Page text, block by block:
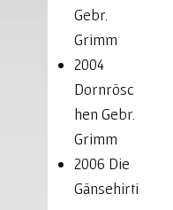
Gebr.
Grimm
2004
Dornrösc
hen Gebr.
Grimm
2006 Die
Gänsehirti